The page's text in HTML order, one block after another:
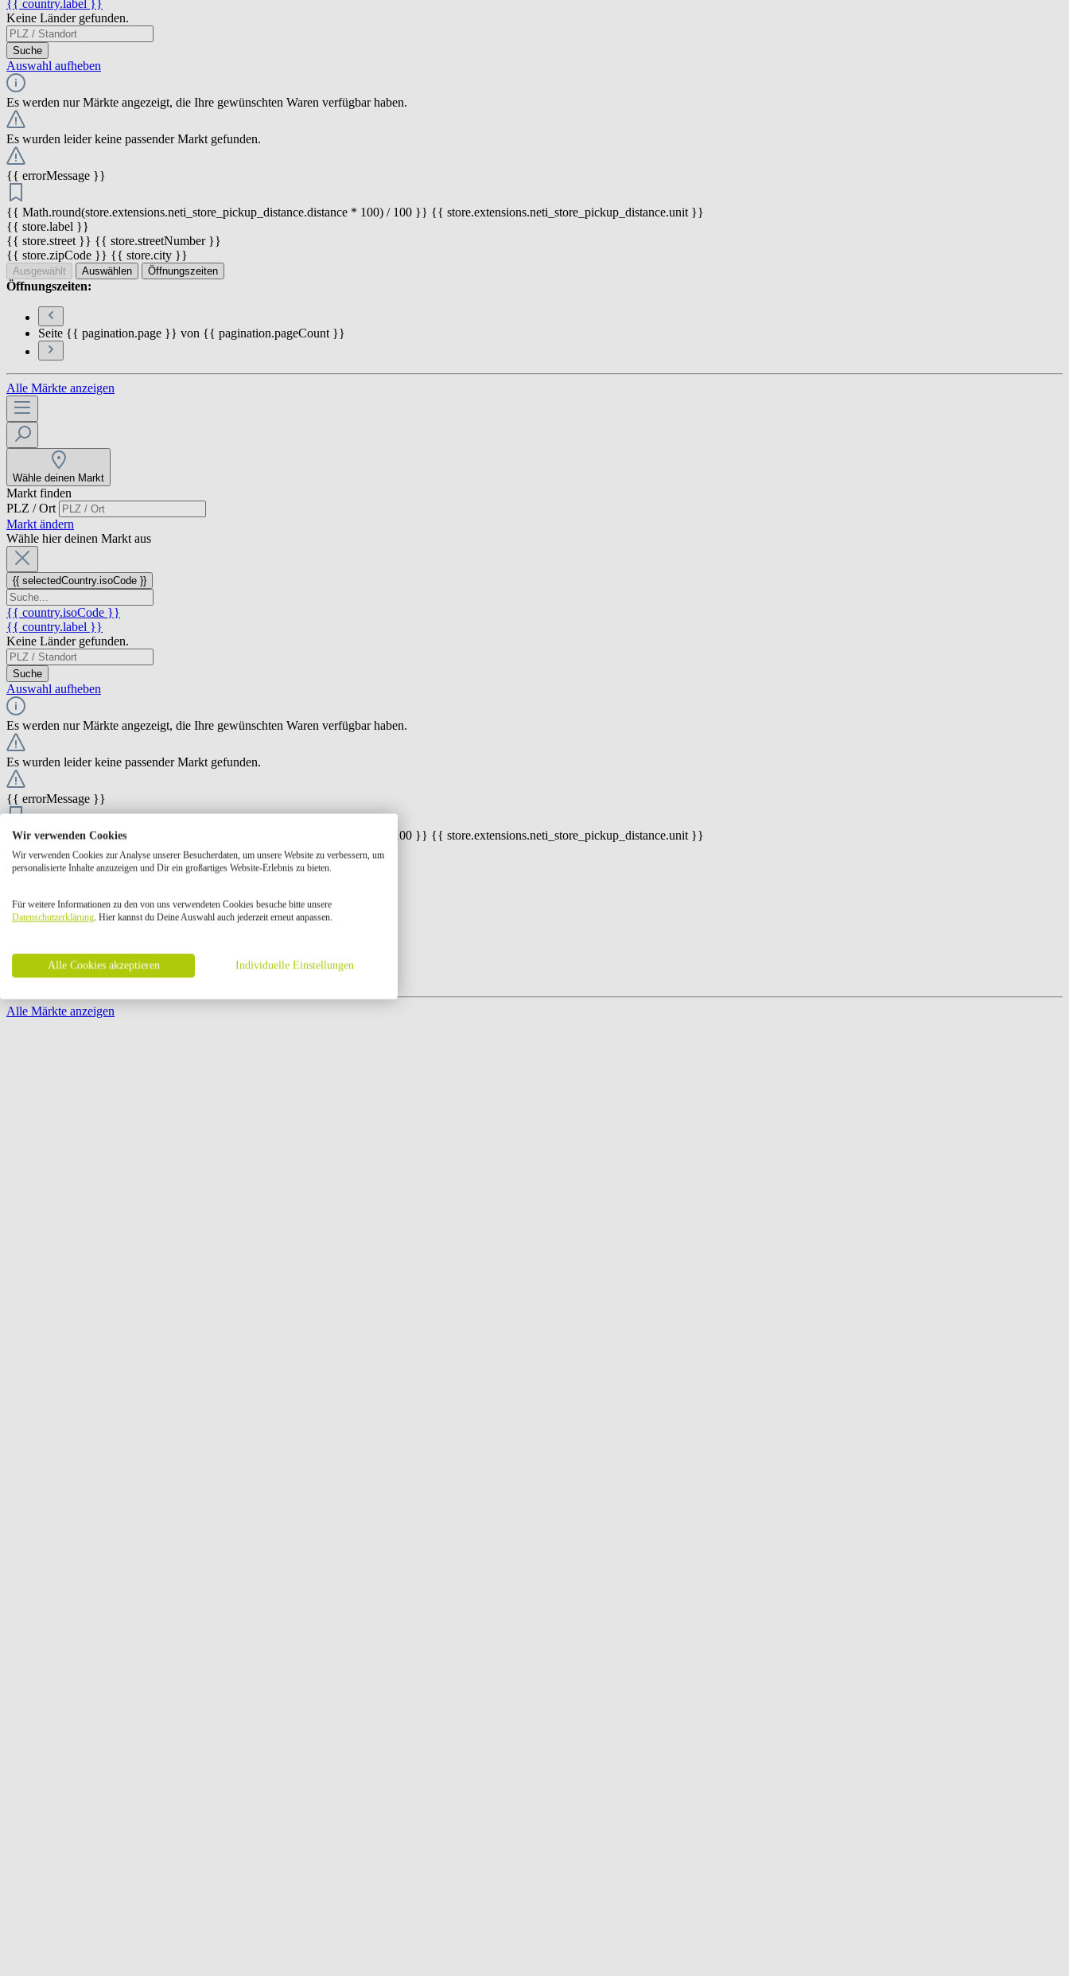
{{ country.label }}
Keine Länder gefunden.
Suche
Auswahl aufheben
Es werden nur Märkte angezeigt, die Ihre gewünschten Waren verfügbar haben.
Es wurden leider keine passender Markt gefunden.
{{ errorMessage }}
{{ Math.round(store.extensions.neti_store_pickup_distance.distance * 100) / 100 }} {{ store.extensions.neti_store_pickup_distance.unit }}
{{ store.label }}
{{ store.street }} {{ store.streetNumber }}
{{ store.zipCode }} {{ store.city }}
Ausgewählt Auswählen Öffnungszeiten
Öffnungszeiten:
Seite {{ pagination.page }} von {{ pagination.pageCount }}
Alle Märkte anzeigen
Wähle deinen Markt
Markt finden
PLZ / Ort
Markt ändern
Wähle hier deinen Markt aus
{{ selectedCountry.isoCode }}
{{ country.isoCode }}
{{ country.label }}
Keine Länder gefunden.
Suche
Auswahl aufheben
Es werden nur Märkte angezeigt, die Ihre gewünschten Waren verfügbar haben.
Es wurden leider keine passender Markt gefunden.
{{ errorMessage }}
{{ Math.round(store.extensions.neti_store_pickup_distance.distance * 100) / 100 }} {{ store.extensions.neti_store_pickup_distance.unit }}
{{ store.label }}
{{ store.street }} {{ store.streetNumber }}
{{ store.zipCode }} {{ store.city }}
Öffnungszeiten:
Seite {{ pagination.page }} von {{ pagination.pageCount }}
Alle Märkte anzeigen
Wir verwenden Cookies
Wir verwenden Cookies zur Analyse unserer Besucherdaten, um unsere Website zu verbessern, um
personalisierte Inhalte anzuzeigen und Dir ein großartiges Website-Erlebnis zu bieten.
Für weitere Informationen zu den von uns verwendeten Cookies besuche bitte unsere
Datenschutzerklärung. Hier kannst du Deine Auswahl auch jederzeit erneut anpassen.
Alle Cookies akzeptieren Individuelle Einstellungen